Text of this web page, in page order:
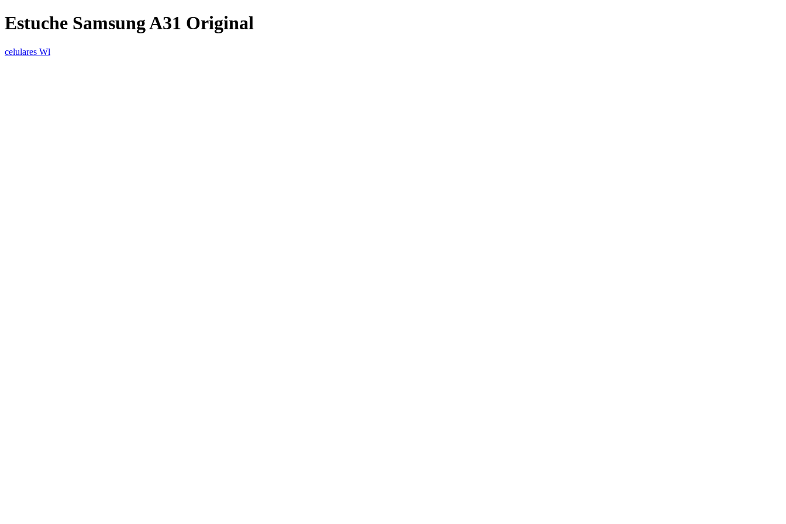
Estuche Samsung A31 Original
celulares Wl